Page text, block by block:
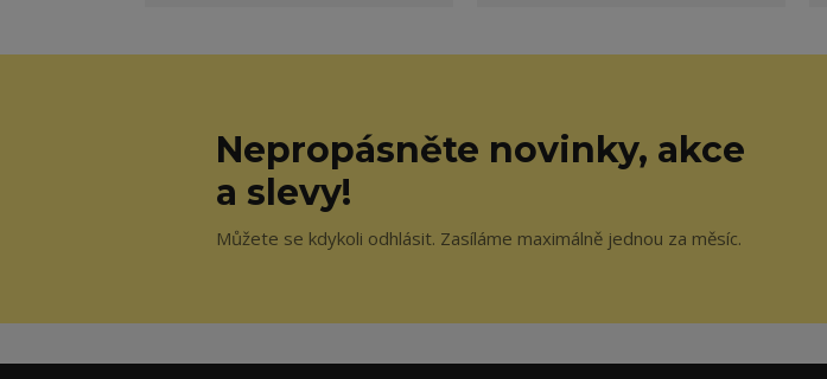
Nepropásněte novinky, akce
a slevy!
Můžete se kdykoli odhlásit. Zasíláme maximálně jednou za měsíc.